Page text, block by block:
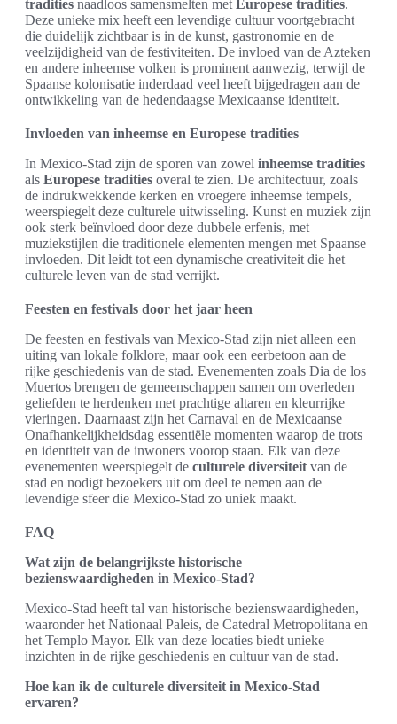
tradities naadloos samensmelten met Europese tradities.
Deze unieke mix heeft een levendige cultuur voortgebracht
die duidelijk zichtbaar is in de kunst, gastronomie en de
veelzijdigheid van de festiviteiten. De invloed van de Azteken
en andere inheemse volken is prominent aanwezig, terwijl de
Spaanse kolonisatie inderdaad veel heeft bijgedragen aan de
ontwikkeling van de hedendaagse Mexicaanse identiteit.
Invloeden van inheemse en Europese tradities
In Mexico-Stad zijn de sporen van zowel inheemse tradities
als Europese tradities overal te zien. De architectuur, zoals
de indrukwekkende kerken en vroegere inheemse tempels,
weerspiegelt deze culturele uitwisseling. Kunst en muziek zijn
ook sterk beïnvloed door deze dubbele erfenis, met
muziekstijlen die traditionele elementen mengen met Spaanse
invloeden. Dit leidt tot een dynamische creativiteit die het
culturele leven van de stad verrijkt.
Feesten en festivals door het jaar heen
De feesten en festivals van Mexico-Stad zijn niet alleen een
uiting van lokale folklore, maar ook een eerbetoon aan de
rijke geschiedenis van de stad. Evenementen zoals Dia de los
Muertos brengen de gemeenschappen samen om overleden
geliefden te herdenken met prachtige altaren en kleurrijke
vieringen. Daarnaast zijn het Carnaval en de Mexicaanse
Onafhankelijkheidsdag essentiële momenten waarop de trots
en identiteit van de inwoners voorop staan. Elk van deze
evenementen weerspiegelt de culturele diversiteit van de
stad en nodigt bezoekers uit om deel te nemen aan de
levendige sfeer die Mexico-Stad zo uniek maakt.
FAQ
Wat zijn de belangrijkste historische
bezienswaardigheden in Mexico-Stad?
Mexico-Stad heeft tal van historische bezienswaardigheden,
waaronder het Nationaal Paleis, de Catedral Metropolitana en
het Templo Mayor. Elk van deze locaties biedt unieke
inzichten in de rijke geschiedenis en cultuur van de stad.
Hoe kan ik de culturele diversiteit in Mexico-Stad
ervaren?